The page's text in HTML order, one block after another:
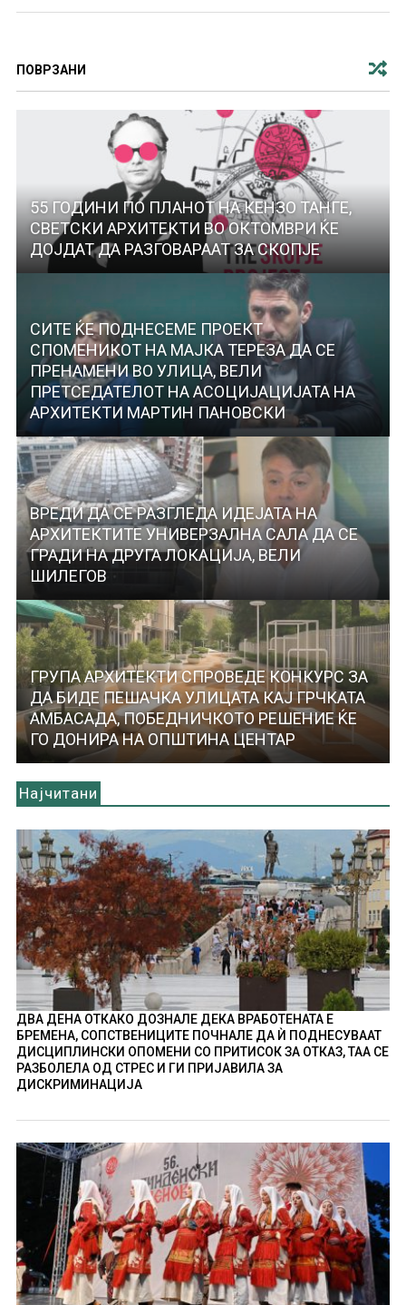
ПОВРЗАНИ
55 ГОДИНИ ПО ПЛАНОТ НА КЕНЗО ТАНГЕ,
СВЕТСКИ АРХИТЕКТИ ВО ОКТОМВРИ ЌЕ
ДОЈДАТ ДА РАЗГОВАРААТ ЗА СКОПЈЕ
СИТЕ ЌЕ ПОДНЕСЕМЕ ПРОЕКТ
СПОМЕНИКОТ НА МАЈКА ТЕРЕЗА ДА СЕ
ПРЕНАМЕНИ ВО УЛИЦА, ВЕЛИ
ПРЕТСЕДАТЕЛОТ НА АСОЦИЈАЦИЈАТА НА
АРХИТЕКТИ МАРТИН ПАНОВСКИ
ВРЕДИ ДА СЕ РАЗГЛЕДА ИДЕЈАТА НА
АРХИТЕКТИТЕ УНИВЕРЗАЛНА САЛА ДА СЕ
ГРАДИ НА ДРУГА ЛОКАЦИЈА, ВЕЛИ
ШИЛЕГОВ
ГРУПА АРХИТЕКТИ СПРОВЕДЕ КОНКУРС ЗА
ДА БИДЕ ПЕШАЧКА УЛИЦАТА КАЈ ГРЧКАТА
АМБАСАДА, ПОБЕДНИЧКОТО РЕШЕНИЕ ЌЕ
ГО ДОНИРА НА ОПШТИНА ЦЕНТАР
Најчитани
ДВА ДЕНА ОТКАКО ДОЗНАЛЕ ДЕКА ВРАБОТЕНАТА Е
БРЕМЕНА, СОПСТВЕНИЦИТЕ ПОЧНАЛЕ ДА Ѝ ПОДНЕСУВААТ
ДИСЦИПЛИНСКИ ОПОМЕНИ СО ПРИТИСОК ЗА ОТКАЗ, ТАА СЕ
РАЗБОЛЕЛА ОД СТРЕС И ГИ ПРИЈАВИЛА ЗА
ДИСКРИМИНАЦИЈА